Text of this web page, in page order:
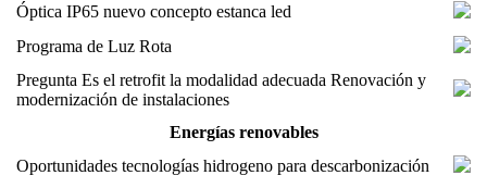
Óptica IP65 nuevo concepto estanca led
Programa de Luz Rota
Pregunta Es el retrofit la modalidad adecuada Renovación y
modernización de instalaciones
Energías renovables
Oportunidades tecnologías hidrogeno para descarbonización